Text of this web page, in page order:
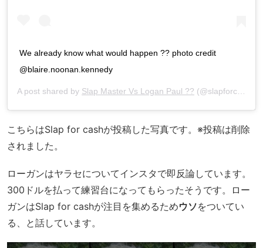
We already know what would happen ?? photo credit
@blaire.noonan.kennedy
A post shared by Slap Master Vs Logan Paul ?? (@slapforcash) on
こちらはSlap for cashが投稿した写真です。※投稿は削除
されました。
ローガンはヤラセについてインスタで即反論しています。
300ドルを払って練習台になってもらったそうです。ロー
ガンはSlap for cashが注目を集めるためウソをついてい
る、と話しています。